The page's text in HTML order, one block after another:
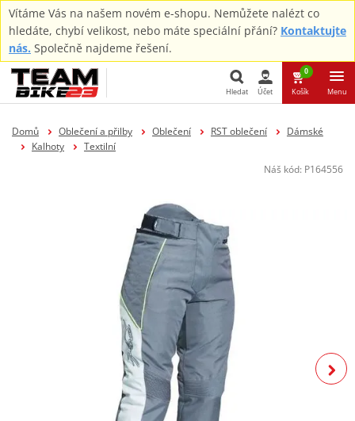
Vítáme Vás na našem novém e-shopu. Nemůžete nalézt co
hledáte, chybí velikost, nebo máte speciální přání? Kontaktujte
nás. Společně najdeme řešení.
Hledat
Hledat Účet
0
Košík Menu
Domů Oblečení a přilby Oblečení RST oblečení
Dámské
Kalhoty
Textilní
Náš kód: P164556